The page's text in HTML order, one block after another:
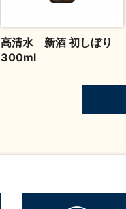
高清水 新酒 初しぼり
300ml